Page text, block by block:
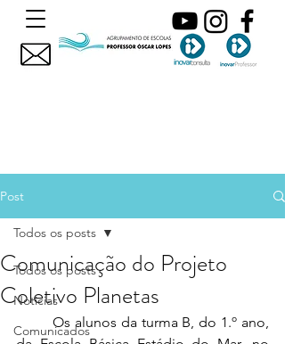
Post
Todos os posts
Noticias
Comunicados
Todos os posts
Comunicação do Projeto
Coletivo Planetas
	Os alunos da turma B, do 1.º ano,